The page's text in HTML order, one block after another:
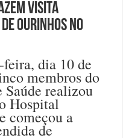
visita
Ourinhos no
dia 10 de
membros do
realizou
Hospital
começou a
de